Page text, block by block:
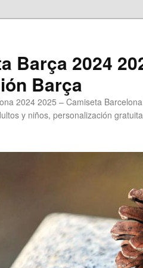
Barça 2024
Barça
2024 2025 – Camiseta
y niños, personalización